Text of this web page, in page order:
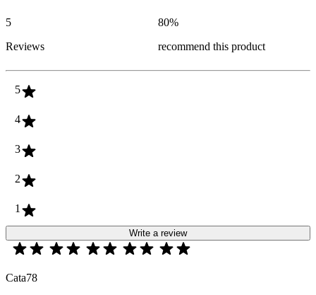
5
Reviews
80%
recommend this product
5
4
3
2
1
Write a review
Cata78